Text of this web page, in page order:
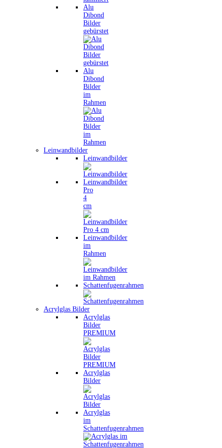
Alu
Dibond
Bilder
gebürstet
Alu
Dibond
Bilder
im
Rahmen
Leinwandbilder
Leinwandbilder
Leinwandbilder
Pro
4
cm
Leinwandbilder
im
Rahmen
Schattenfugenrahmen
Acrylglas Bilder
Acrylglas
Bilder
PREMIUM
Acrylglas
Bilder
Acrylglas
im
Schattenfugenrahmen